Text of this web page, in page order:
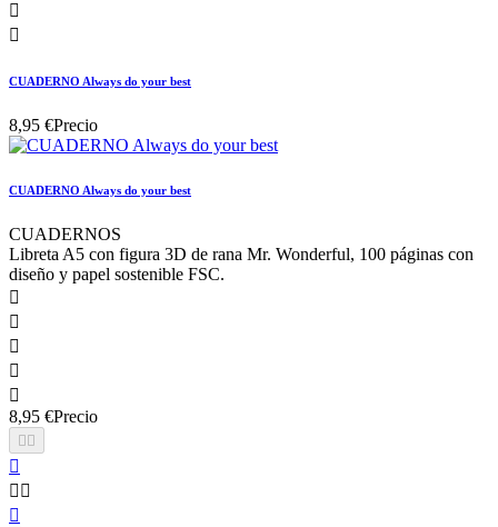


CUADERNO Always do your best
8,95 €Precio
CUADERNO Always do your best
CUADERNOS
Libreta A5 con figura 3D de rana Mr. Wonderful, 100 páginas con
diseño y papel sostenible FSC.





8,95 €Precio
 

 
